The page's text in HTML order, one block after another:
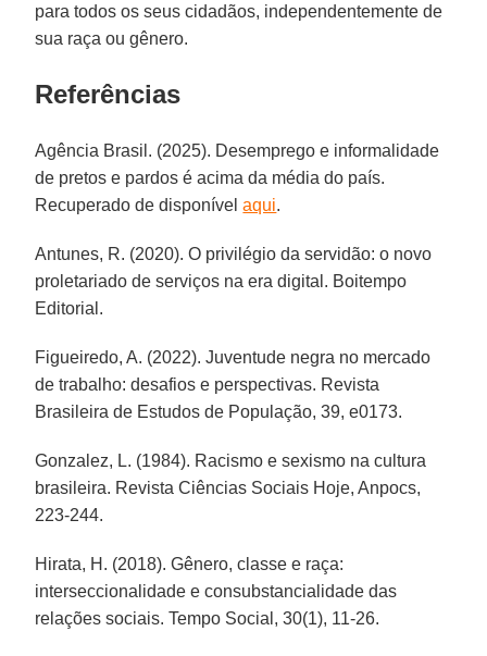
para todos os seus cidadãos, independentemente de
sua raça ou gênero.
Referências
Agência Brasil. (2025). Desemprego e informalidade
de pretos e pardos é acima da média do país.
Recuperado de disponívelaqui.
Antunes, R. (2020). O privilégio da servidão: o novo
proletariado de serviços na era digital. Boitempo
Editorial.
Figueiredo, A. (2022). Juventude negra no mercado
de trabalho: desafios e perspectivas. Revista
Brasileira de Estudos de População, 39, e0173.
Gonzalez, L. (1984). Racismo e sexismo na cultura
brasileira. Revista Ciências Sociais Hoje, Anpocs,
223-244.
Hirata, H. (2018). Gênero, classe e raça:
interseccionalidade e consubstancialidade das
relações sociais. Tempo Social, 30(1), 11-26.